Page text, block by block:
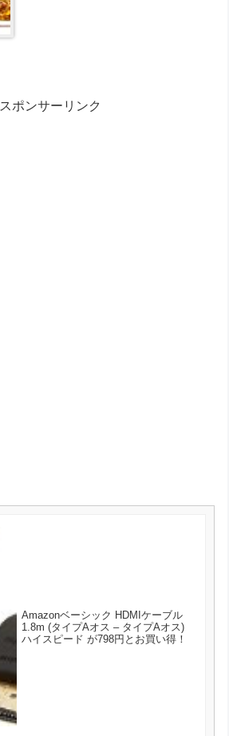
スポンサーリンク
Amazonベーシック HDMIケーブル
1.8m (タイプAオス – タイプAオス)
ハイスピード が798円とお買い得！